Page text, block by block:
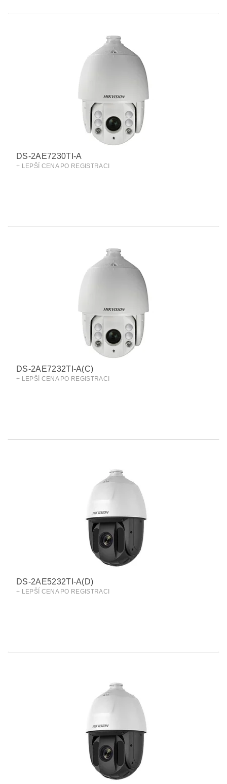
DS-2AE7230TI-A
+ LEPŠÍ CENA PO REGISTRACI
DS-2AE7232TI-A(C)
+ LEPŠÍ CENA PO REGISTRACI
DS-2AE5232TI-A(D)
+ LEPŠÍ CENA PO REGISTRACI